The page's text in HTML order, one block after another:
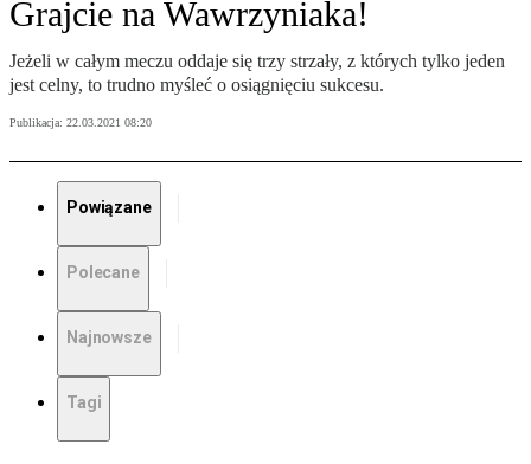
Grajcie na Wawrzyniaka!
Jeżeli w całym meczu oddaje się trzy strzały, z których tylko jeden
jest celny, to trudno myśleć o osiągnięciu sukcesu.
Publikacja: 22.03.2021 08:20
Powiązane
Polecane
Najnowsze
Tagi